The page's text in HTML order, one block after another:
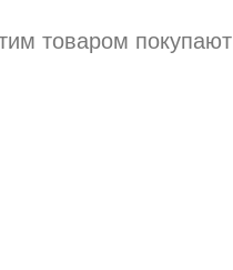
товаром покупают